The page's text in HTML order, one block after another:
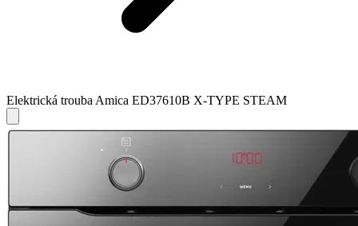
Elektrická trouba Amica ED37610B X-TYPE STEAM